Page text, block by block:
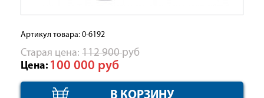
Артикул товара: 0-6192
Cтарая цена: 112 900руб
Цена: 100 000 руб